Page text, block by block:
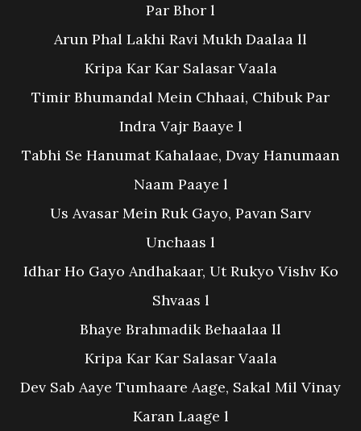
Par Bhor l
Arun Phal Lakhi Ravi Mukh Daalaa ll
Kripa Kar Kar Salasar Vaala
Timir Bhumandal Mein Chhaai, Chibuk Par
Indra Vajr Baaye l
Tabhi Se Hanumat Kahalaae, Dvay Hanumaan
Naam Paaye l
Us Avasar Mein Ruk Gayo, Pavan Sarv
Unchaas l
Idhar Ho Gayo Andhakaar, Ut Rukyo Vishv Ko
Shvaas l
Bhaye Brahmadik Behaalaa ll
Kripa Kar Kar Salasar Vaala
Dev Sab Aaye Tumhaare Aage, Sakal Mil Vinay
Karan Laage l